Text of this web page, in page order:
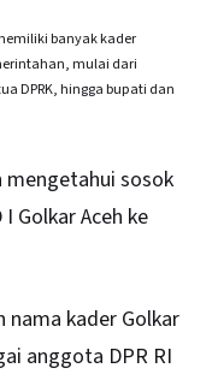
banyak kader
mulai dari
DPRK, hingga bupati dan
mengetahui sosok
Golkar Aceh ke
nama kader Golkar
anggota DPR RI